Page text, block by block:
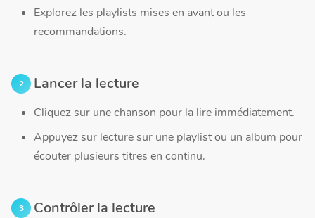
Explorez les playlists mises en avant ou les
recommandations.
Lancer la lecture
Cliquez sur une chanson pour la lire immédiatement.
Appuyez sur lecture sur une playlist ou un album pour
écouter plusieurs titres en continu.
Contrôler la lecture